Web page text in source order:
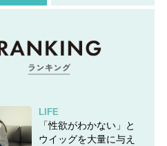
LIFE
「性欲がわかない」と
ウイッグを大量に与え